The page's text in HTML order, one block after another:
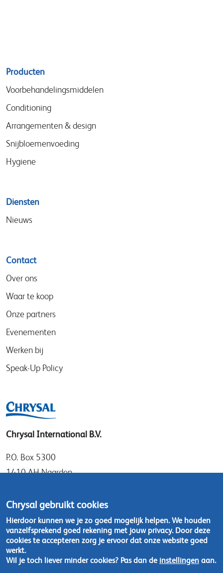
Sitemap
menu
Producten
Voorbehandelingsmiddelen
Conditioning
Arrangementen & design
Snijbloemenvoeding
Hygiene
Diensten
Nieuws
Contact
Over ons
Waar te koop
Onze partners
Evenementen
Werken bij
Speak-Up Policy
Chrysal International B.V.
P.O. Box 5300
1410 AH Naarden
1411 DD Naarden
Nederland
Tel: +31 (0)35 - 695 58 88
Neem contact op
Chrysal gebruikt cookies
Hierdoor kunnen we je zo goed mogelijk helpen. We houden
vanzelfsprekend goed rekening met jouw privacy. Door deze
cookies te accepteren zorg je ervoor dat onze website goed
werkt.
Wil je toch liever minder cookies? Pas dan de instellingen aan.